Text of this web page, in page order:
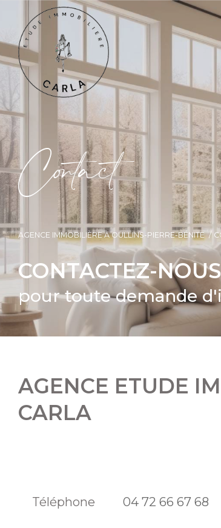
Cotact
AGENCE IMMOBILIÈRE À OULLINS-PIERRE-BÉNITE
CONTACTEZ-NOUS
pour toute demande
AGENCE ETUDE
CARLA
Téléphone 04 72 66 67 68